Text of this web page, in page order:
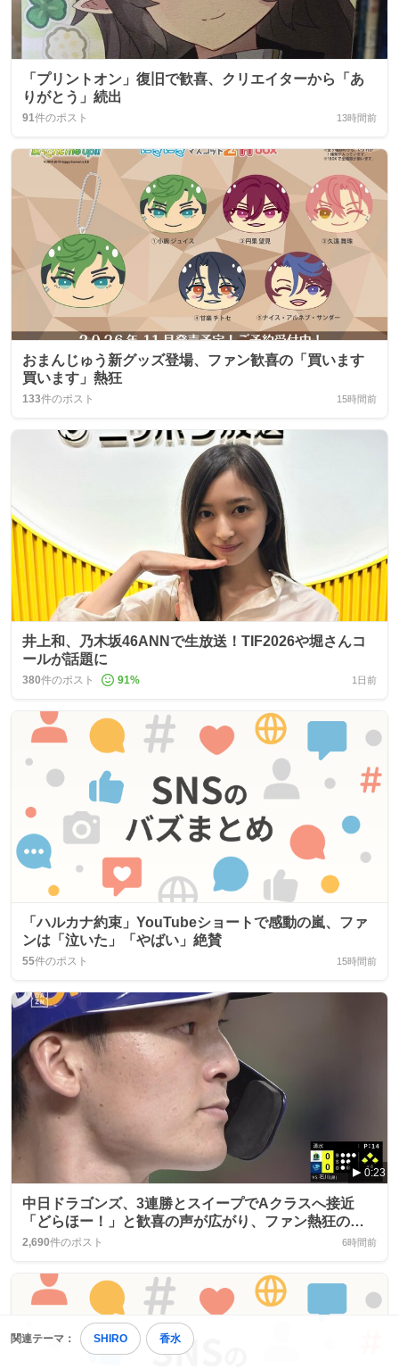
関連テーマ： SHIRO 香水
「プリントオン」復旧で歓喜、クリエイターから「あ
りがとう」続出
91件のポスト 13時間前
おまんじゅう新グッズ登場、ファン歓喜の「買います
買います」熱狂
133件のポスト 15時間前
井上和、乃木坂46ANNで生放送！TIF2026や堀さんコ
ールが話題に
380件のポスト 91% 1日前
「ハルカナ約束」YouTubeショートで感動の嵐、ファ
ンは「泣いた」「やばい」絶賛
55件のポスト 15時間前
0:23
中日ドラゴンズ、3連勝とスイープでAクラスへ接近
「どらほー！」と歓喜の声が広がり、ファン熱狂の渦
が巻き起こる
2,690件のポスト 6時間前